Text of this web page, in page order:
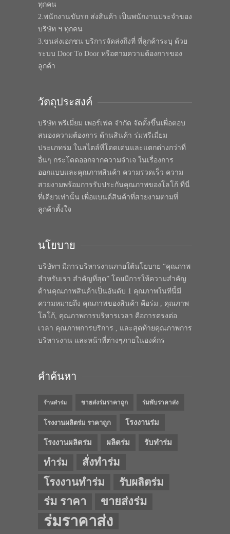
ทุกคน
2.พนักงานขับรถ ส่งสินค้า เป็นพนักงานประจำของ
บริษัท ฯ ทุกคน
3.ขนส่งเอกชน บริการจัดส่งถึงที่ ที่ลูกค้าระบุ ด้วย
ระบบ Door To Door หรือตามความต้องการของ
ลูกค้า
วัตถุประสงค์
บริษัท พรีเมี่ยม เพอร์เฟค จำกัด จัดตั้งขึ้นเพื่อตอบ
สนองความต้องการ ด้านสินค้า ร่มพรีเมี่ยม
ประเภทร่ม ในสไตล์ที่โดดเด่นและแตกต่างกว่าที่
อื่นๆ กระโดดออกจากความจำเจ ในเรื่องการ
ออกแบบและคุณภาพสินค้า ความรวดเร็ว ความ
สวยงามพร้อมการรับประกันคุณภาพของโลโก้ ที่นี่
ที่เดียวเท่านั้น เพื่อแบนด์สินค้าที่สวยงามตามที่
ลูกค้าตั้งใจ
นโยบาย
บริษัทฯ มีการบริหารงานภายใต้นโยบาย “คุณภาพ
สำหรับเรา สำคัญที่สุด” โดยมีการให้ความสำคัญ
ด้านคุณภาพสินค้าเป็นอันดับ 1 คุณภาพในทีนี้มี
ความหมายถึง คุณภาพของสินค้า คือร่ม , คุณภาพ
โลโก้, คุณภาพการบริหารเวลา คือการตรงต่อ
เวลา คุณภาพการบริการ , และสุดท้ายคุณภาพการ
บริหารงาน และหน้าที่ต่างๆภายในองค์กร
คำค้นหา
ร้านทำร่ม ขายส่งร่มราคาถูก ร่มพับราคาส่ง
โรงงานผลิตร่ม ราคาถูก โรงงานร่ม
โรงงานผลิตร่ม ผลิตร่ม รับทำร่ม
ทำร่ม
สั่งทำร่ม
โรงงานทำร่ม
รับผลิตร่ม
ร่ม ราคา ขายส่งร่ม
ร่มราคาส่ง